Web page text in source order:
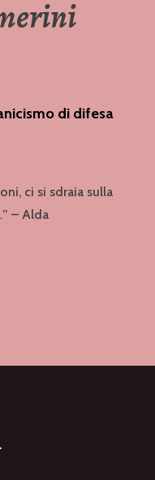
di difesa
ci si sdraia sulla
– Alda